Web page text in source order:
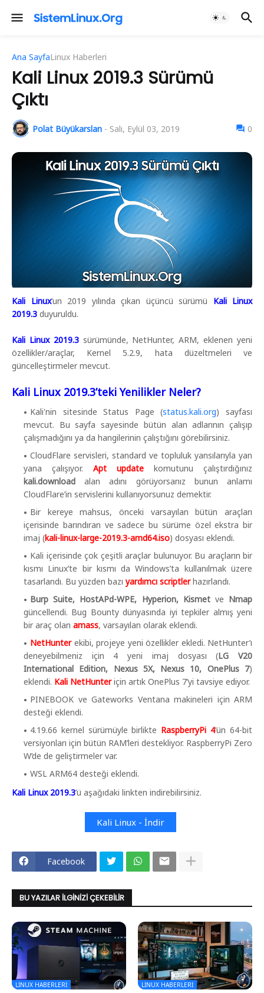
Ana SayfaLinux Haberleri
Kali Linux 2019.3 Sürümü
Çıktı
Polat Büyükarslan - Salı, Eylül 03, 2019 0
Kali Linux’un 2019 yılında çıkan üçüncü sürümü Kali Linux
2019.3 duyuruldu.
Kali Linux 2019.3sürümünde, NetHunter, ARM, eklenen yeni
özellikler/araçlar, Kernel 5.2.9, hata düzeltmeleri ve
güncelleştirmeler mevcut.
Kali Linux 2019.3’teki Yenilikler Neler?
Kali'nin sitesinde Status Page (status.kali.org) sayfası
mevcut. Bu sayfa sayesinde bütün alan adlarının çalışıp
çalışmadığını ya da hangilerinin çalıştığını görebilirsiniz.
CloudFlare servisleri, standard ve topluluk yansılarıyla yan
yana çalışıyor. Apt update komutunu çalıştırdığınız
kali.download alan adını görüyorsanız bunun anlamı
CloudFlare’in servislerini kullanıyorsunuz demektir.
Bir kereye mahsus, önceki varsayılan bütün araçları
içerisinde barındıran ve sadece bu sürüme özel ekstra bir
imaj (kali-linux-large-2019.3-amd64.iso) dosyası eklendi.
Kali içerisinde çok çeşitli araçlar bulunuyor. Bu araçların bir
kısmı Linux’te bir kısmı da Windows’ta kullanılmak üzere
tasarlandı. Bu yüzden bazı yardımcı scriptlerhazırlandı.
Burp Suite, HostAPd-WPE, Hyperion, Kismetve Nmap
güncellendi. Bug Bounty dünyasında iyi tepkiler almış yeni
bir araç olan amass, varsayılan olarak eklendi.
NetHunterekibi, projeye yeni özellikler ekledi. NetHunter’ı
deneyebilmeniz için 4 yeni imaj dosyası (LG V20
International Edition, Nexus 5X, Nexus 10, OnePlus 7)
eklendi. Kali NetHunteriçin artık OnePlus 7’yi tavsiye ediyor.
PINEBOOK ve Gateworks Ventana makineleri için ARM
desteği eklendi.
4.19.66 kernel sürümüyle birlikte RaspberryPi 4’ün 64-bit
versiyonları için bütün RAM’leri destekliyor. RaspberryPi Zero
W’de de geliştirmeler var.
WSL ARM64 desteği eklendi.
Kali Linux 2019.3’ü aşağıdaki linkten indirebilirsiniz.
Kali Linux - İndir
Facebook
BU YAZILAR İLGINIZI ÇEKEBILIR
LINUX HABERLERI LINUX HABERLERI